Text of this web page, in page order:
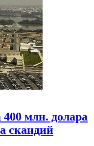
млн. долара
скандий